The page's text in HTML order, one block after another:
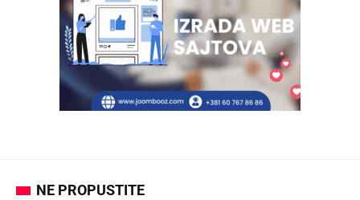
NE PROPUSTITE